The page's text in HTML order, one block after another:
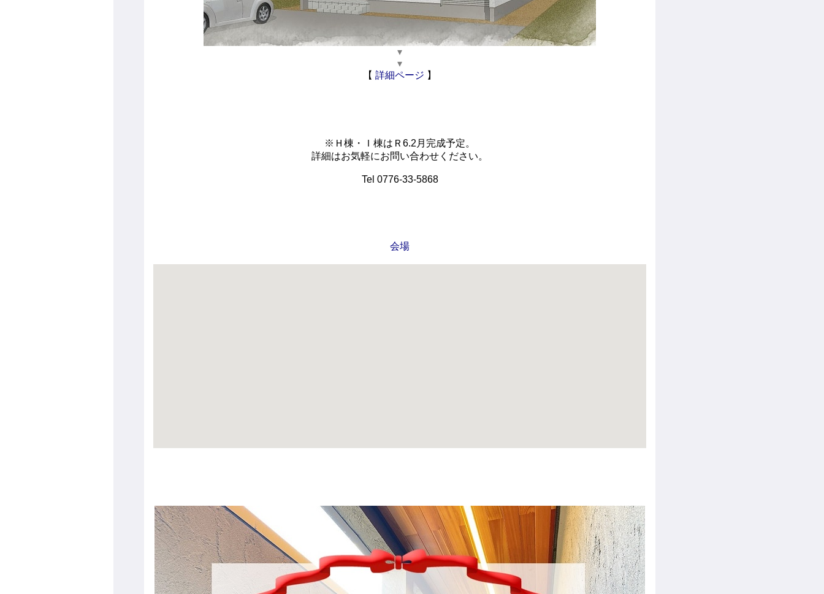
▾
▾
【 詳細ページ 】
※Ｈ棟・Ｉ棟はＲ6.2月完成予定。
詳細はお気軽にお問い合わせください。
Tel 0776-33-5868
会場